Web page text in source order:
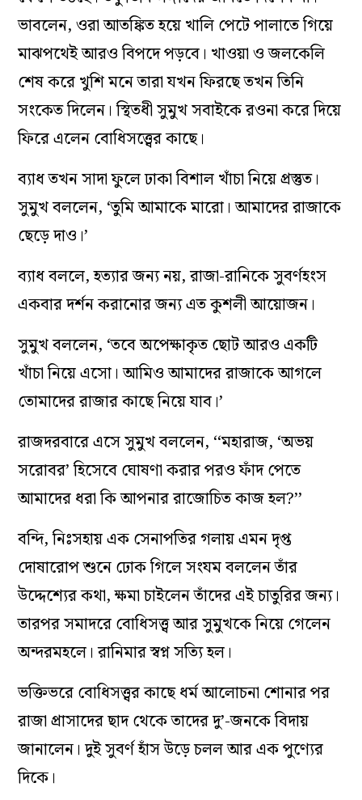
ভাবলেন, ওরা আতঙ্কিত হয়ে খালি পেটে পালাতে গিয়ে
মাঝপথেই আরও বিপদে পড়বে। খাওয়া ও জলকেলি
শেষ করে খুশি মনে তারা যখন ফিরছে তখন তিনি
সংকেত দিলেন। স্থিতধী সুমুখ সবাইকে রওনা করে দিয়ে
ফিরে এলেন বোধিসত্ত্বের কাছে।
ব্যাধ তখন সাদা ফুলে ঢাকা বিশাল খাঁচা নিয়ে প্রস্তুত।
সুমুখ বললেন, ‘তুমি আমাকে মারো। আমাদের রাজাকে
ছেড়ে দাও।’
ব্যাধ বললে, হত্যার জন্য নয়, রাজা-রানিকে সুবর্ণহংস
একবার দর্শন করানোর জন্য এত কুশলী আয়োজন।
সুমুখ বললেন, ‘তবে অপেক্ষাকৃত ছোট আরও একটি
খাঁচা নিয়ে এসো। আমিও আমাদের রাজাকে আগলে
তোমাদের রাজার কাছে নিয়ে যাব।’
রাজদরবারে এসে সুমুখ বললেন, ‘‘মহারাজ, ‘অভয়
সরোবর’ হিসেবে ঘোষণা করার পরও ফাঁদ পেতে
আমাদের ধরা কি আপনার রাজোচিত কাজ হল?’’
বন্দি, নিঃসহায় এক সেনাপতির গলায় এমন দৃপ্ত
দোষারোপ শুনে ঢোক গিলে সংযম বললেন তাঁর
উদ্দেশ্যের কথা, ক্ষমা চাইলেন তাঁদের এই চাতুরির জন্য।
তারপর সমাদরে বোধিসত্ত্ব আর সুমুখকে নিয়ে গেলেন
অন্দরমহলে। রানিমার স্বপ্ন সত্যি হল।
ভক্তিভরে বোধিসত্ত্বর কাছে ধর্ম আলোচনা শোনার পর
রাজা প্রাসাদের ছাদ থেকে তাদের দু’-জনকে বিদায়
জানালেন। দুই সুবর্ণ হাঁস উড়ে চলল আর এক পুণ্যের
দিকে।